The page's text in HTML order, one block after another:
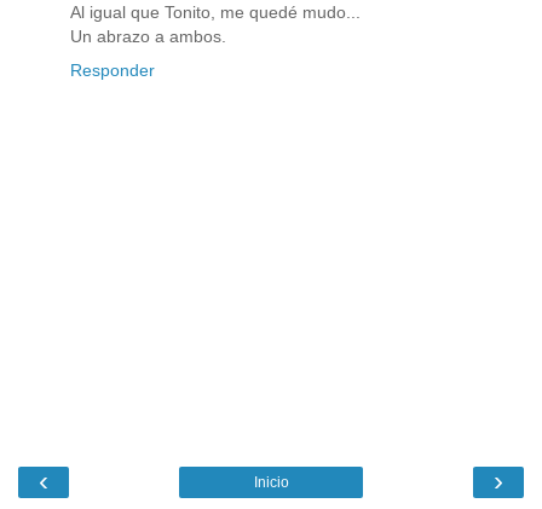
Al igual que Tonito, me quedé mudo...
Un abrazo a ambos.
Responder
‹ ›
Inicio